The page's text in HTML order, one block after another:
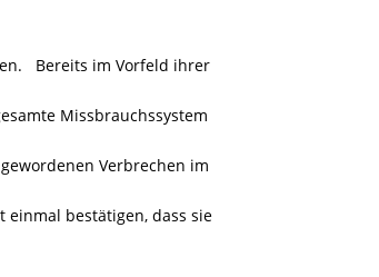
Bereits im Vorfeld ihrer
Missbrauchssystem
Verbrechen im
bestätigen, dass sie